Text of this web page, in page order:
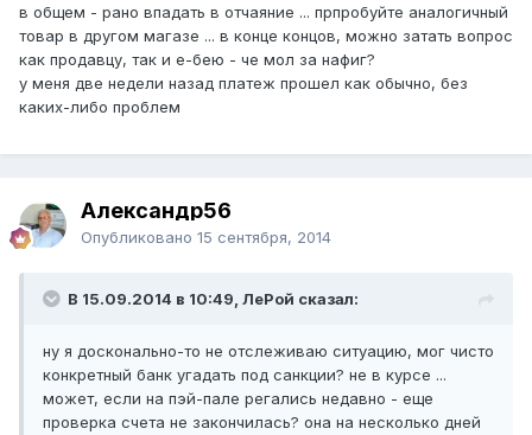
в общем - рано впадать в отчаяние ... прпробуйте аналогичный
товар в другом магазе ... в конце концов, можно затать вопрос
как продавцу, так и е-бею - че мол за нафиг?
у меня две недели назад платеж прошел как обычно, без
каких-либо проблем
Александр56
Опубликовано 15 сентября, 2014
В 15.09.2014 в 10:49, ЛеРой сказал:
ну я досконально-то не отслеживаю ситуацию, мог чисто
конкретный банк угадать под санкции? не в курсе ...
может, если на пэй-пале регались недавно - еще
проверка счета не закончилась? она на несколько дней